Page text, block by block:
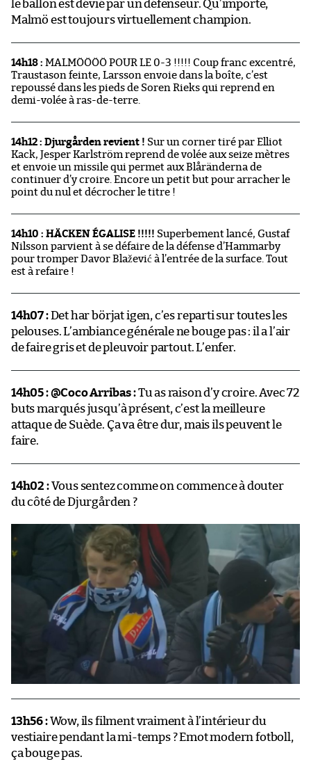
le ballon est dévié par un défenseur. Qu’importe,
Malmö est toujours virtuellement champion.
14h18 : MALMÖÖÖÖ POUR LE 0-3 !!!!! Coup franc excentré,
Traustason feinte, Larsson envoie dans la boîte, c’est
repoussé dans les pieds de Soren Rieks qui reprend en
demi-volée à ras-de-terre.
14h12 : Djurgården revient ! Sur un corner tiré par Elliot
Kack, Jesper Karlström reprend de volée aux seize mètres
et envoie un missile qui permet aux Blåränderna de
continuer d’y croire. Encore un petit but pour arracher le
point du nul et décrocher le titre !
14h10 : HÄCKEN ÉGALISE !!!!! Superbement lancé, Gustaf
Nilsson parvient à se défaire de la défense d’Hammarby
pour tromper Davor Blažević à l’entrée de la surface. Tout
est à refaire !
14h07 :Det har börjat igen, c’es reparti sur toutes les
pelouses. L’ambiance générale ne bouge pas : il a l’air
de faire gris et de pleuvoir partout. L’enfer.
14h05 : @Coco Arribas :Tu as raison d’y croire. Avec 72
buts marqués jusqu’à présent, c’est la meilleure
attaque de Suède. Ça va être dur, mais ils peuvent le
faire.
14h02 :Vous sentez comme on commence à douter
du côté de Djurgården ?
13h56 :Wow, ils filment vraiment à l’intérieur du
vestiaire pendant la mi-temps ? Emot modern fotboll,
ça bouge pas.